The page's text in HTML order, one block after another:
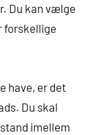
Du kan vælge
forskellige
have, er det
Du skal
imellem